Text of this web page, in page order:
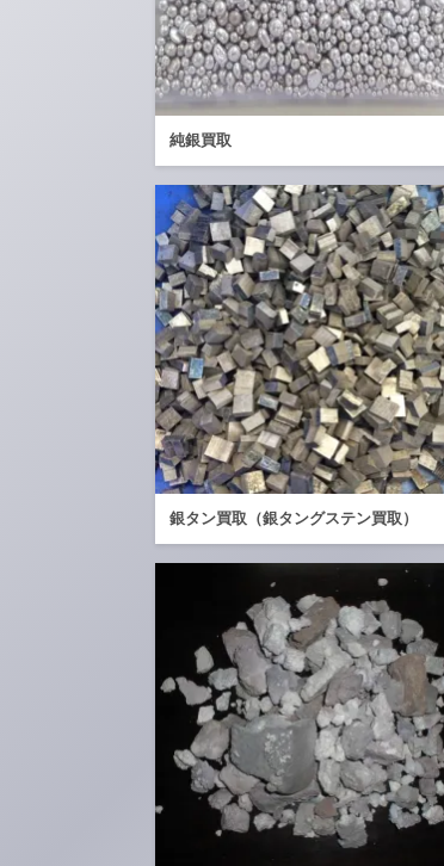
純銀買取
銀タン買取（銀タングステン買取）